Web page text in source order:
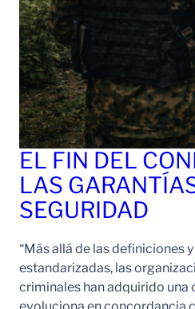
EL FIN DEL
LAS
SEGURIDAD
“Más allá de las definiciones
estandarizadas, las
criminales han adquirido una
evoluciona en concordancia